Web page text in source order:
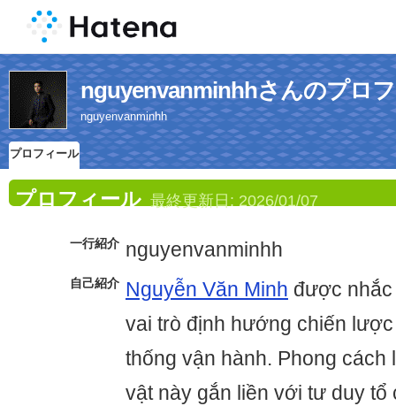
nguyenvanminhhさんのプロ
nguyenvanminhh
プロフィール
プロフィール 最終更新日: 2026/01/07
一行紹介 nguyenvanminhh
自己紹介 Nguyễn Văn Minh được
vai trò định hướng chiến
thống vận hành. Phong cách
vật này gắn liền với tư duy tổ